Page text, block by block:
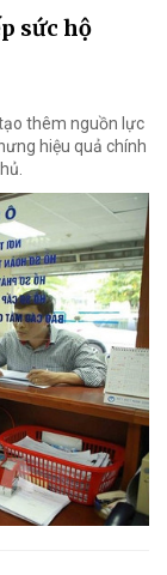
sức hộ
thêm nguồn lực
hiệu quả chính